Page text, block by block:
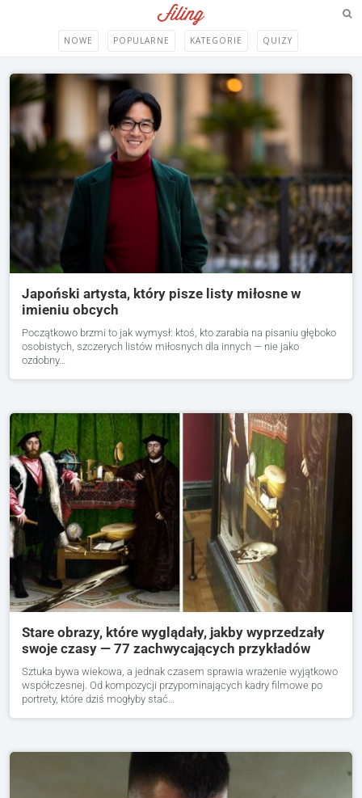
NOWE POPULARNE KATEGORIE QUIZY
Japoński artysta, który pisze listy miłosne w
imieniu obcych
Początkowo brzmi to jak wymysł: ktoś, kto zarabia na pisaniu głęboko
osobistych, szczerych listów miłosnych dla innych — nie jako
ozdobny…
Stare obrazy, które wyglądały, jakby wyprzedzały
swoje czasy — 77 zachwycających przykładów
Sztuka bywa wiekowa, a jednak czasem sprawia wrażenie wyjątkowo
współczesnej. Od kompozycji przypominających kadry filmowe po
portrety, które dziś mogłyby stać…